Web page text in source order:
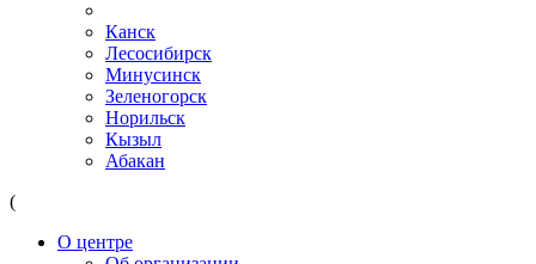
Канск
Лесосибирск
Минусинск
Зеленогорск
Норильск
Кызыл
Абакан
(
О центре